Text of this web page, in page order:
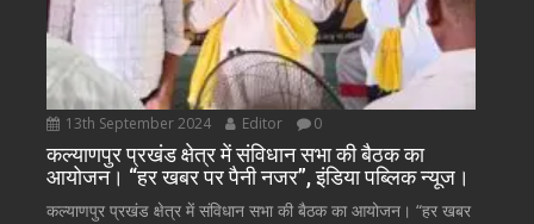
13th September 2024 Editor 0
कल्याणपुर प्रखंड क्षेत्र में संविधान सभा की बैठक का
आयोजन। “हर खबर पर पैनी नजर”, इंडिया पब्लिक न्यूज।
कल्याणपुर प्रखंड क्षेत्र में संविधान सभा की बैठक का आयोजन। “हर खबर